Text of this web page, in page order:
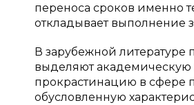
переноса сроков именно
откладывает выполнение
В зарубежной литературе
выделяют академическую
прокрастинацию в сфере
обусловленную